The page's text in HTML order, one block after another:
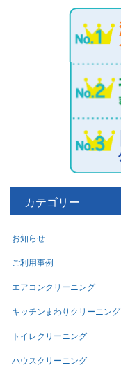
カテゴリー
お知らせ
ご利用事例
エアコンクリーニング
キッチンまわりクリーニング
トイレクリーニング
ハウスクリーニング